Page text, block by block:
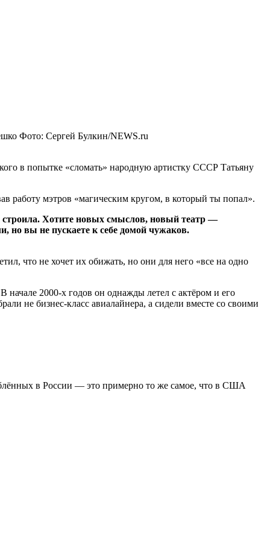
Фото: Сергей Булкин/NEWS.ru
в попытке «сломать» народную артистку СССР Татьяну
работу мэтров «магическим кругом, в который ты попал».
строила. Хотите новых смыслов, новый театр —
но вы не пускаете к себе домой чужаков.
что не хочет их обижать, но они для него «все на одно
2000-х годов он однажды летел с актёром и его
не бизнес-класс авиалайнера, а сидели вместе со своими
в России — это примерно то же самое, что в США